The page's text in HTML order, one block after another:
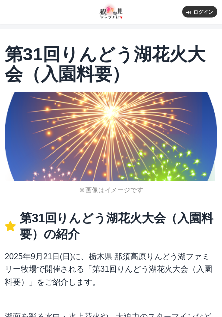
ログイン
第31回りんどう湖花火大
会（入園料要）
※画像はイメージです
第31回りんどう湖花火大会（入園料
要）の紹介
2025年9月21日(日)に、栃木県 那須高原りんどう湖ファミ
リー牧場で開催される「第31回りんどう湖花火大会（入園
料要）」をご紹介します。